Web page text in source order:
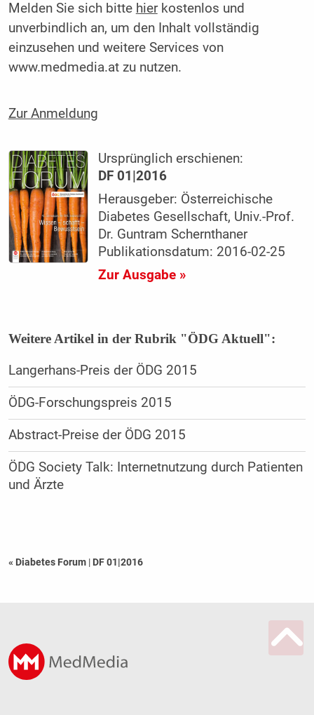
Melden Sie sich bitte hierkostenlos und
unverbindlich an, um den Inhalt vollständig
einzusehen und weitere Services von
www.medmedia.at zu nutzen.
Zur Anmeldung
Ursprünglich erschienen:
DF 01|2016
Herausgeber: Österreichische
Diabetes Gesellschaft, Univ.-Prof.
Dr. Guntram Schernthaner
Publikationsdatum: 2016-02-25
Zur Ausgabe »
Weitere Artikel in der Rubrik "ÖDG Aktuell":
Langerhans-Preis der ÖDG 2015
ÖDG-Forschungspreis 2015
Abstract-Preise der ÖDG 2015
ÖDG Society Talk: Internetnutzung durch Patienten
und Ärzte
« Diabetes Forum | DF 01|2016